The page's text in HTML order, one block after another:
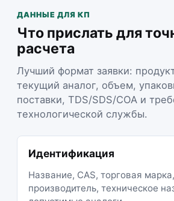
ДАННЫЕ ДЛЯ КП
Что прислать для
расчета
Лучший формат заявки:
текущий аналог, объем,
поставки, TDS/SDS/COA и
технологической службы.
Идентификация
Название, CAS, торговая
производитель, техническое